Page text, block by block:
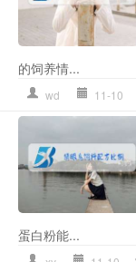
的饲养情...
wd 11-10
蛋白粉能...